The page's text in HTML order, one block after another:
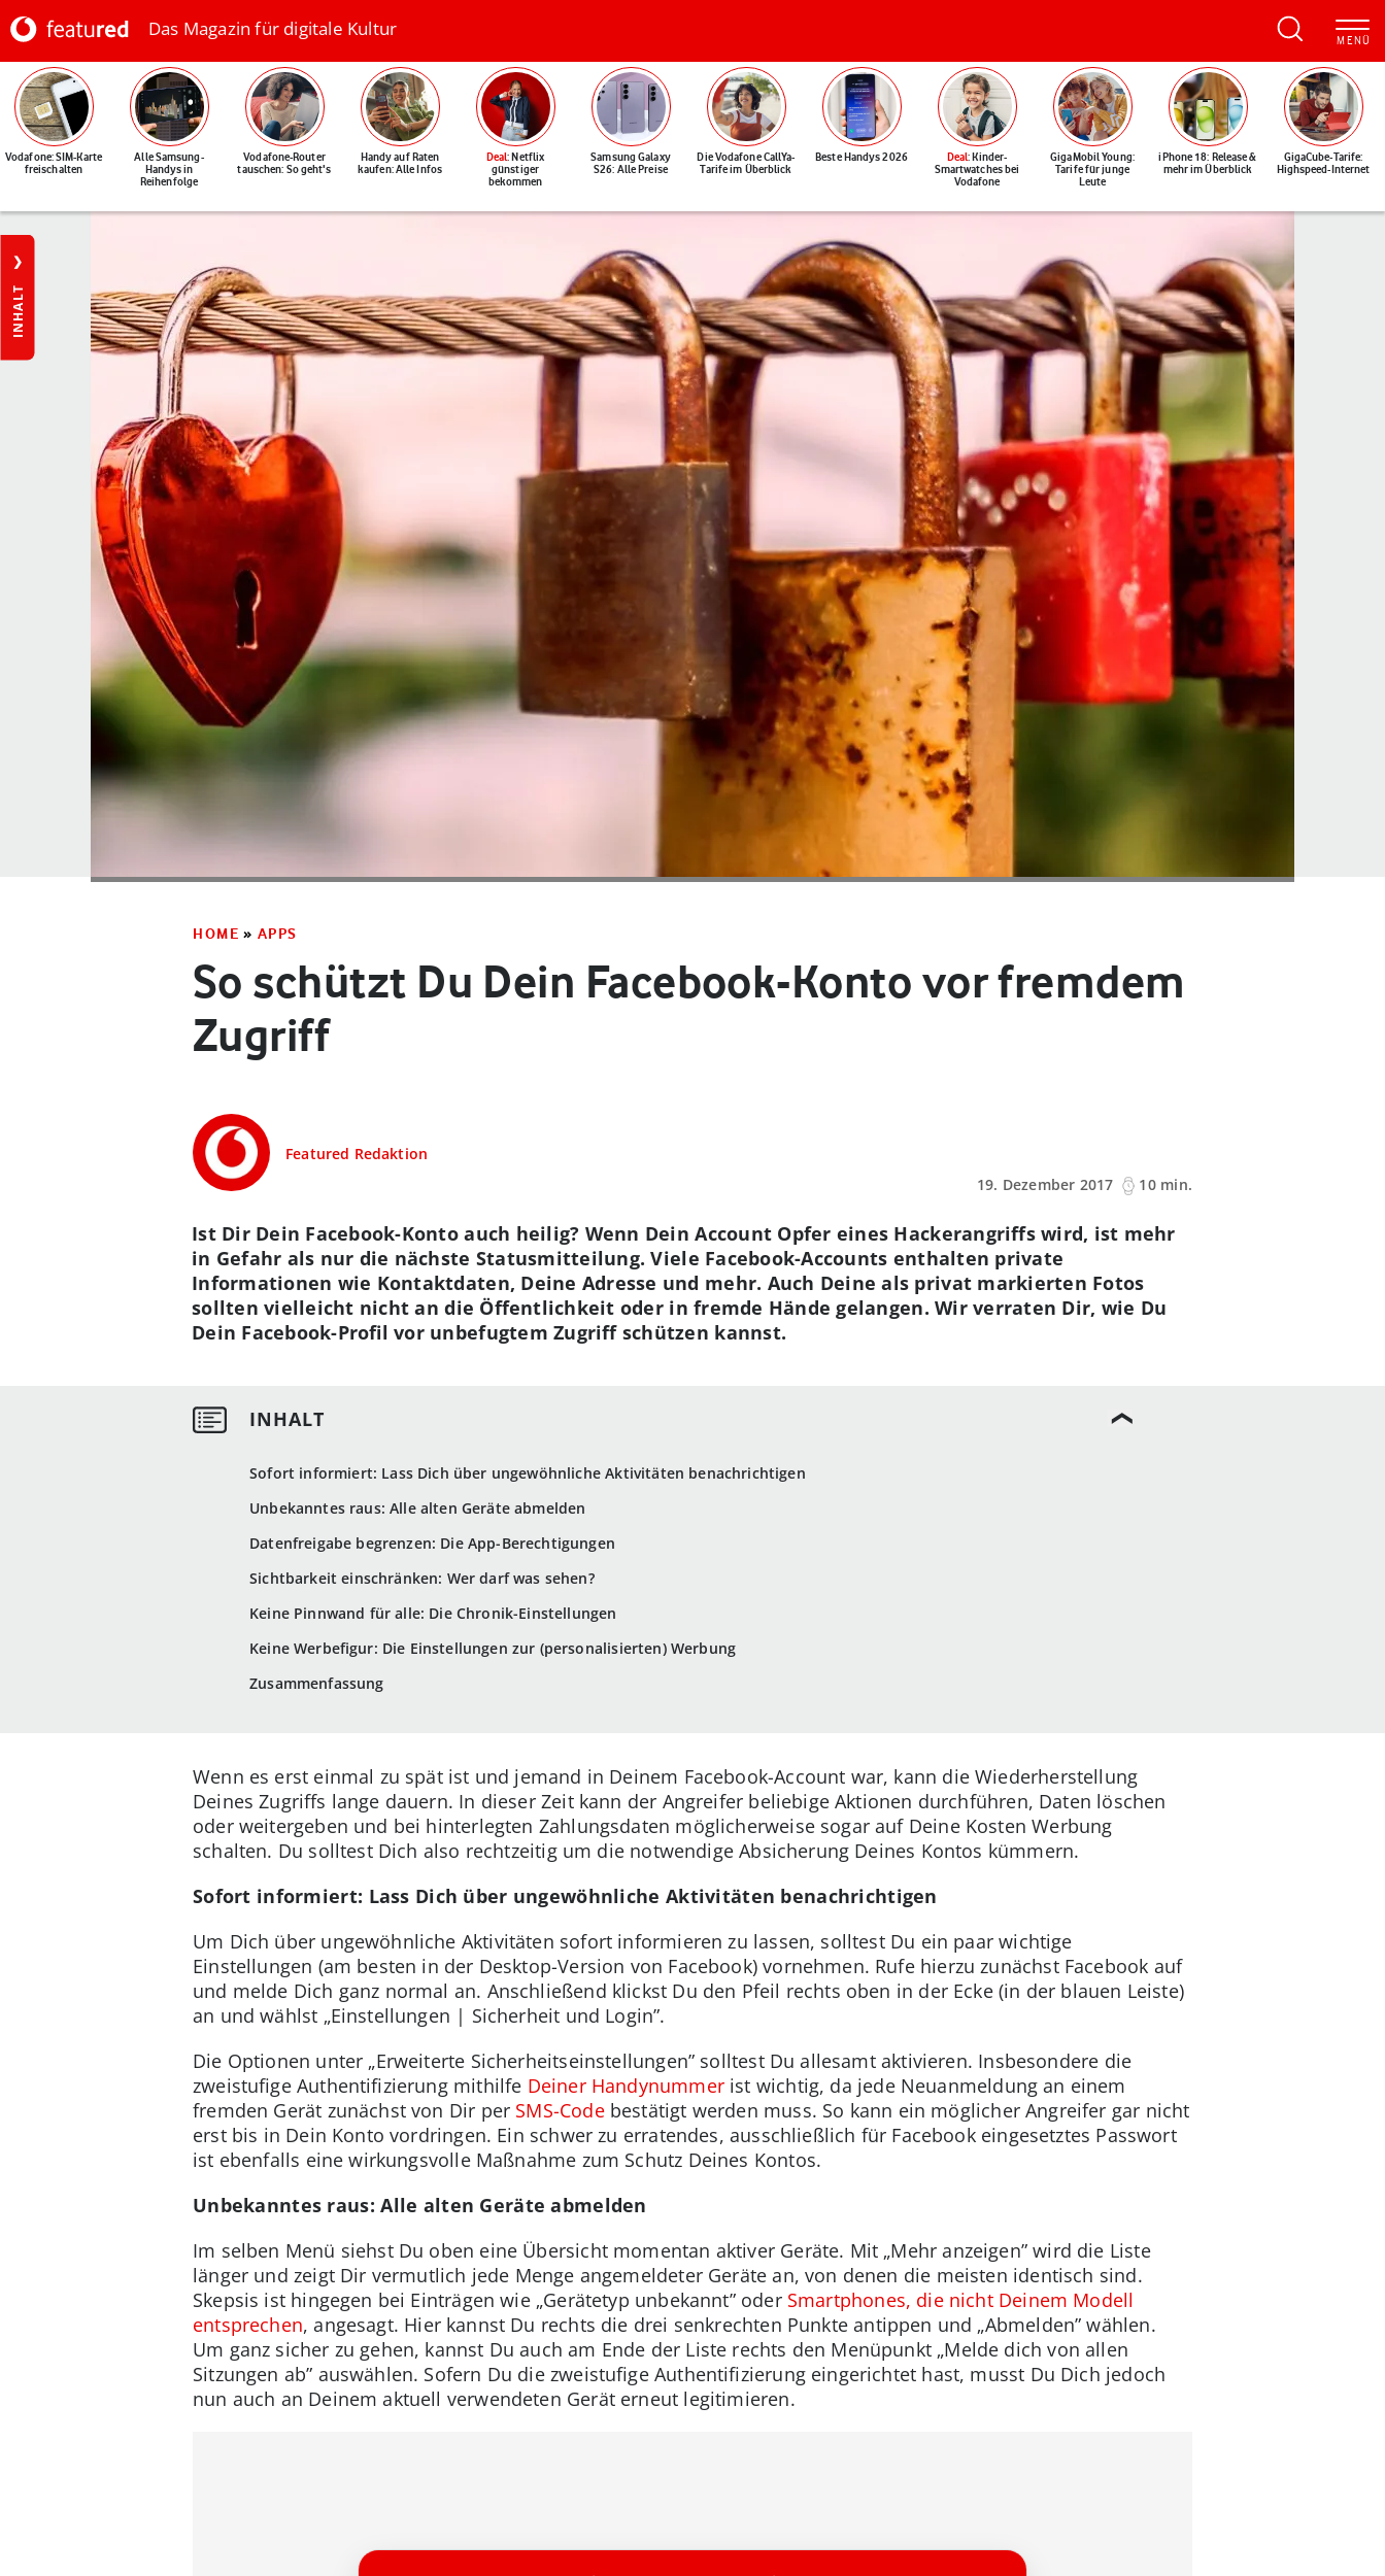
Das Magazin für digitale Kultur
Vodafone: SIM-Karte
freischalten
Alle Samsung-
Handys in
Reihenfolge
Vodafone-Router
tauschen: So geht's
Handy auf Raten
kaufen: Alle Infos
Deal: Netflix
günstiger
bekommen
Samsung Galaxy
S26: Alle Preise
Die Vodafone CallYa-
Tarife im Überblick
Beste Handys 2026 Deal: Kinder-
Smartwatches bei
Vodafone
GigaMobil Young:
Tarife für junge
Leute
iPhone 18: Release &
mehr im Überblick
GigaCube-Tarife:
Highspeed-Internet
INHALT
HOME » APPS
So schützt Du Dein Facebook-Konto vor fremdem
Zugriff
Featured Redaktion
19. Dezember 2017
10 min.
Sofort informiert: Lass Dich über ungewöhnliche Aktivitäten benachrichtigen
Unbekanntes raus: Alle alten Geräte abmelden
Datenfreigabe begrenzen: Die App-Berechtigungen
Sichtbarkeit einschränken: Wer darf was sehen?
Keine Pinnwand für alle: Die Chronik-Einstellungen
Keine Werbefigur: Die Einstellungen zur (personalisierten) Werbung
Zusammenfassung
Ist Dir Dein Facebook-Konto auch heilig? Wenn Dein Account Opfer eines Hackerangriffs wird, ist mehr
in Gefahr als nur die nächste Statusmitteilung. Viele Facebook-Accounts enthalten private
Informationen wie Kontaktdaten, Deine Adresse und mehr. Auch Deine als privat markierten Fotos
sollten vielleicht nicht an die Öffentlichkeit oder in fremde Hände gelangen. Wir verraten Dir, wie Du
Dein Facebook-Profil vor unbefugtem Zugriff schützen kannst.
Wenn es erst einmal zu spät ist und jemand in Deinem Facebook-Account war, kann die Wiederherstellung
Deines Zugriffs lange dauern. In dieser Zeit kann der Angreifer beliebige Aktionen durchführen, Daten löschen
oder weitergeben und bei hinterlegten Zahlungsdaten möglicherweise sogar auf Deine Kosten Werbung
schalten. Du solltest Dich also rechtzeitig um die notwendige Absicherung Deines Kontos kümmern.
Sofort informiert: Lass Dich über ungewöhnliche Aktivitäten benachrichtigen
Um Dich über ungewöhnliche Aktivitäten sofort informieren zu lassen, solltest Du ein paar wichtige
Einstellungen (am besten in der Desktop-Version von Facebook) vornehmen. Rufe hierzu zunächst Facebook auf
und melde Dich ganz normal an. Anschließend klickst Du den Pfeil rechts oben in der Ecke (in der blauen Leiste)
an und wählst „Einstellungen | Sicherheit und Login”.
Die Optionen unter „Erweiterte Sicherheitseinstellungen” solltest Du allesamt aktivieren. Insbesondere die
zweistufige Authentifizierung mithilfe Deiner Handynummerist wichtig, da jede Neuanmeldung an einem
fremden Gerät zunächst von Dir per SMS-Codebestätigt werden muss. So kann ein möglicher Angreifer gar nicht
erst bis in Dein Konto vordringen. Ein schwer zu erratendes, ausschließlich für Facebook eingesetztes Passwort
ist ebenfalls eine wirkungsvolle Maßnahme zum Schutz Deines Kontos.
Unbekanntes raus: Alle alten Geräte abmelden
Im selben Menü siehst Du oben eine Übersicht momentan aktiver Geräte. Mit „Mehr anzeigen” wird die Liste
länger und zeigt Dir vermutlich jede Menge angemeldeter Geräte an, von denen die meisten identisch sind.
Skepsis ist hingegen bei Einträgen wie „Gerätetyp unbekannt” oder Smartphones, die nicht Deinem Modell
entsprechen, angesagt. Hier kannst Du rechts die drei senkrechten Punkte antippen und „Abmelden” wählen.
Um ganz sicher zu gehen, kannst Du auch am Ende der Liste rechts den Menüpunkt „Melde dich von allen
Sitzungen ab” auswählen. Sofern Du die zweistufige Authentifizierung eingerichtet hast, musst Du Dich jedoch
nun auch an Deinem aktuell verwendeten Gerät erneut legitimieren.